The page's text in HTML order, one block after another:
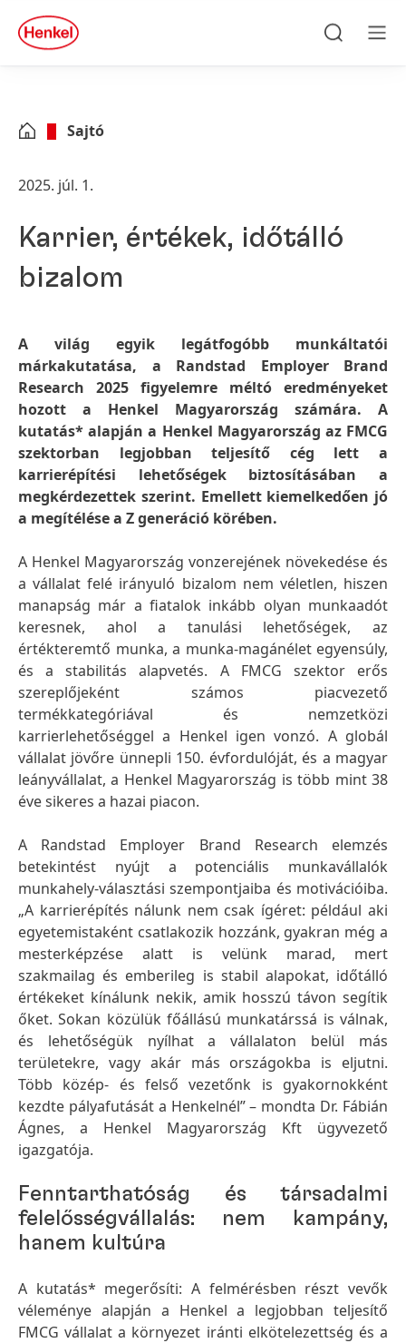
Skip to footer
quick
search
Sajtó
2025. júl. 1.
Karrier, értékek, időtálló
bizalom
A világ egyik legátfogóbb munkáltatói
márkakutatása, a Randstad Employer Brand
Research 2025 figyelemre méltó eredményeket
hozott a Henkel Magyarország számára. A
kutatás* alapján a Henkel Magyarország az FMCG
szektorban legjobban teljesítő cég lett a
karrierépítési lehetőségek biztosításában a
megkérdezettek szerint. Emellett kiemelkedően jó
a megítélése a Z generáció körében.
A Henkel Magyarország vonzerejének növekedése és
a vállalat felé irányuló bizalom nem véletlen, hiszen
manapság már a fiatalok inkább olyan munkaadót
keresnek, ahol a tanulási lehetőségek, az
értékteremtő munka, a munka-magánélet egyensúly,
és a stabilitás alapvetés. A FMCG szektor erős
szereplőjeként számos piacvezető
termékkategóriával és nemzetközi
karrierlehetőséggel a Henkel igen vonzó. A globál
vállalat jövőre ünnepli 150. évfordulóját, és a magyar
leányvállalat, a Henkel Magyarország is több mint 38
éve sikeres a hazai piacon.
A Randstad Employer Brand Research elemzés
betekintést nyújt a potenciális munkavállalók
munkahely-választási szempontjaiba és motivációiba.
„A karrierépítés nálunk nem csak ígéret: például aki
egyetemistaként csatlakozik hozzánk, gyakran még a
mesterképzése alatt is velünk marad, mert
szakmailag és emberileg is stabil alapokat, időtálló
értékeket kínálunk nekik, amik hosszú távon segítik
őket. Sokan közülük főállású munkatárssá is válnak,
és lehetőségük nyílhat a vállalaton belül más
területekre, vagy akár más országokba is eljutni.
Több közép- és felső vezetőnk is gyakornokként
kezdte pályafutását a Henkelnél” – mondta Dr. Fábián
Ágnes, a Henkel Magyarország Kft ügyvezető
igazgatója.
Fenntarthatóság és társadalmi
felelősségvállalás: nem kampány,
hanem kultúra
A kutatás* megerősíti: A felmérésben részt vevők
véleménye alapján a Henkel a legjobban teljesítő
FMCG vállalat a környezet iránti elkötelezettség és a